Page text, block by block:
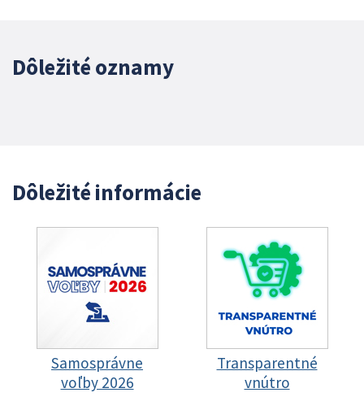
Dôležité oznamy
Dôležité informácie
Samosprávne
voľby 2026
Transparentné
vnútro